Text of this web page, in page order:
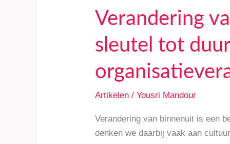
Verandering
sleutel tot
Artikelen /Yousri Mandour
Verandering van binnenuit is een
denken we daarbij vaak aan